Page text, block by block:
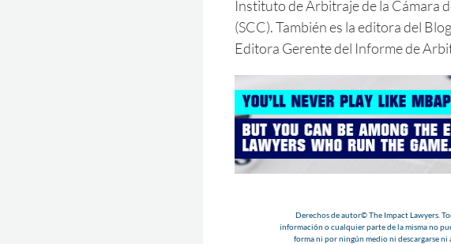
Instituto de Arbitraje de la Cámara
(SCC). También es la editora del
Editora Gerente del Informe de
Derechos de autor© The Impact Lawyers.
información o cualquier parte de la misma no
forma ni por ningún medio ni descargarse ni